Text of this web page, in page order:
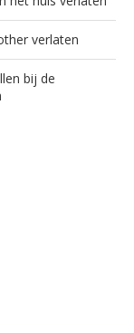
verlaten
bij de